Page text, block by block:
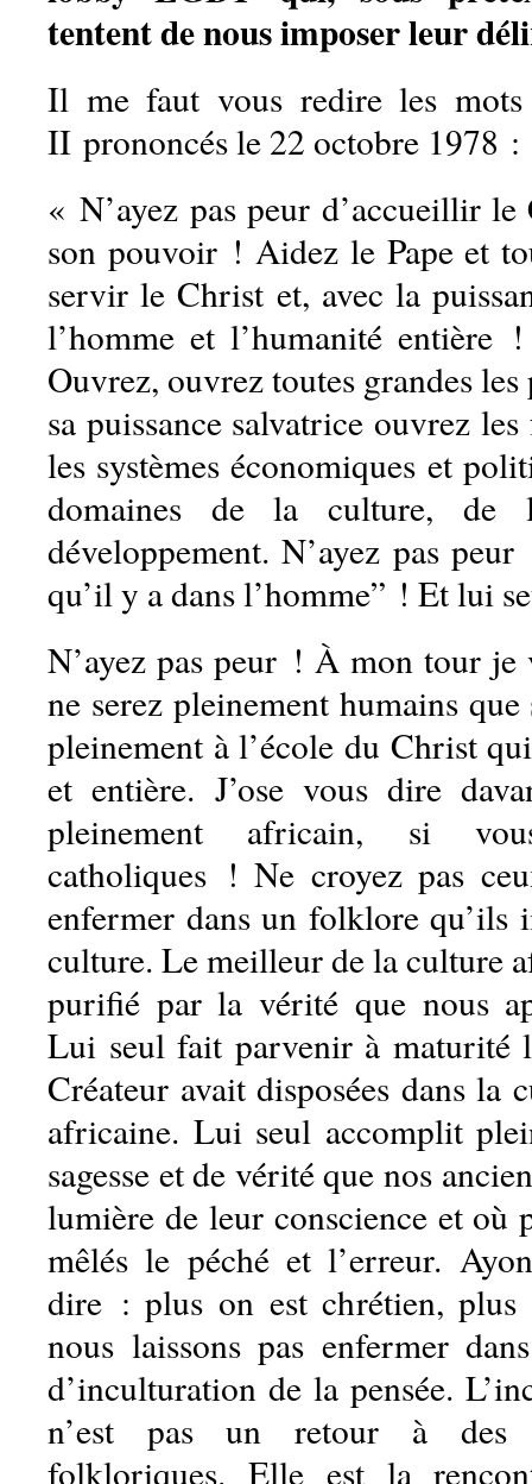
tentent de nous imposer leur
Il me faut vous redire les mots
II prononcés le 22 octobre 1978 :
« N’ayez pas peur d’accueillir le
son pouvoir ! Aidez le Pape et
servir le Christ et, avec la
l’homme et l’humanité entière
Ouvrez, ouvrez toutes grandes
sa puissance salvatrice ouvrez
les systèmes économiques et
domaines de la culture, de
développement. N’ayez pas
qu’il y a dans l’homme” ! Et lui
N’ayez pas peur ! À mon tour
ne serez pleinement humains
pleinement à l’école du Christ
et entière. J’ose vous dire
pleinement africain, si
catholiques ! Ne croyez pas
enfermer dans un folklore qu’ils
culture. Le meilleur de la culture
purifié par la vérité que nous
Lui seul fait parvenir à maturité
Créateur avait disposées dans la
africaine. Lui seul accomplit
sagesse et de vérité que nos
lumière de leur conscience et où
mêlés le péché et l’erreur.
dire : plus on est chrétien,
nous laissons pas enfermer
d’inculturation de la pensée.
n’est pas un retour à des
folkloriques. Elle est la